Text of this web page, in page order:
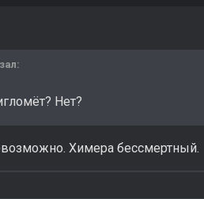
Нет?
Химера бессмертный.